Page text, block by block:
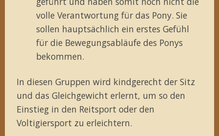
volle Verantwortung für das Pony. Sie
sollen hauptsächlich ein erstes Gefühl
für die Bewegungsabläufe des Ponys
bekommen.
In diesen Gruppen wird kindgerecht der Sitz
und das Gleichgewicht erlernt, um so den
Einstieg in den Reitsport oder den
Voltigiersport zu erleichtern.